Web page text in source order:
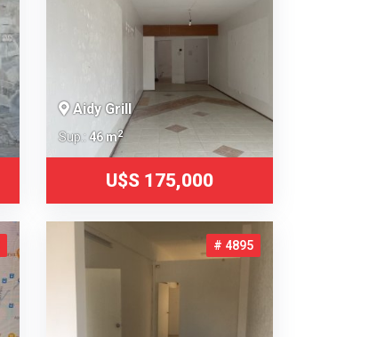
Aidy Grill
Sup.: 46 m2
U$S 175,000
# 4895